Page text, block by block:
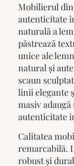
Mobilierul
autenticitate
naturală a
păstrează
unice ale
natural și
scaun
linii elegante
masiv
autenticitate
Calitatea
remarcabilă.
robust și